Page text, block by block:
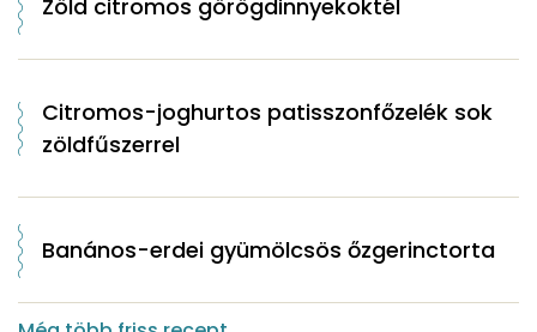
Zöld citromos görögdinnyekoktél
Citromos-joghurtos patisszonfőzelék sok
zöldfűszerrel
Banános-erdei gyümölcsös őzgerinctorta